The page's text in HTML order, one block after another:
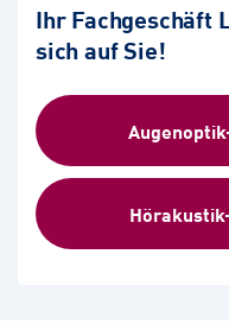
Ihr Fachgeschäft
sich auf Sie!